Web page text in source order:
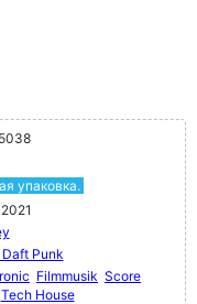
упаковка.
Punk
Filmmusik Score
Tech House